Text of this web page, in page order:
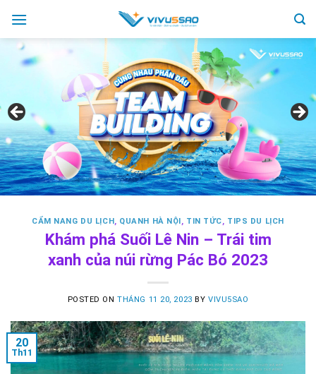
content
CẨM NANG DU LỊCH, QUANH HÀ NỘI, TIN TỨC, TIPS DU LỊCH
Khám phá Suối Lê Nin – Trái tim
xanh của núi rừng Pác Bó 2023
POSTED ONTHÁNG 11 20, 2023 BY VIVU5SAO
20
Th11